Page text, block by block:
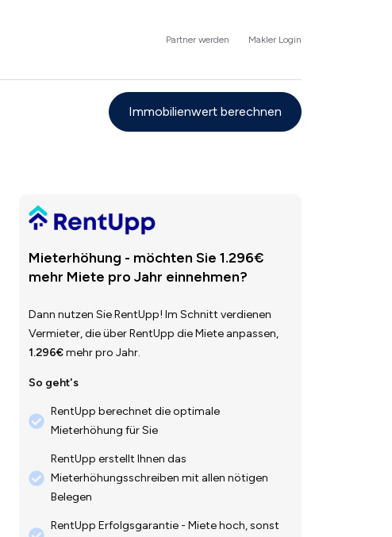
Partner werden Makler Login
Immobilienwert berechnen
Mieterhöhung - möchten Sie 1.296€
mehr Miete pro Jahr einnehmen?
Dann nutzen Sie RentUpp! Im Schnitt verdienen
Vermieter, die über RentUpp die Miete anpassen,
1.296€mehr pro Jahr.
So geht's
RentUpp berechnet die optimale
Mieterhöhung für Sie
RentUpp erstellt Ihnen das
Mieterhöhungsschreiben mit allen nötigen
Belegen
RentUpp Erfolgsgarantie - Miete hoch, sonst